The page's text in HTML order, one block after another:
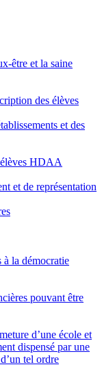
être et la saine
des élèves
et des
HDAA
et de représentation
à la démocratie
pouvant être
d’une école et
dispensé par une
tel ordre